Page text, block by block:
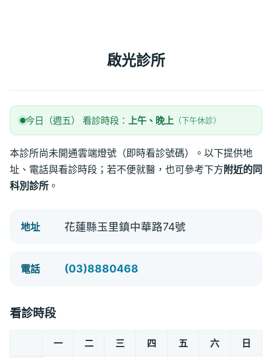
啟光診所
今日（週五） 看診時段： 上午、晚上 （下午休診）
本診所尚未開通雲端燈號（即時看診號碼）。以下提供地
址、電話與看診時段；若不便就醫，也可參考下方 附近的同
科別診所 。
地址 花蓮縣玉里鎮中華路74號
電話 (03)8880468
看診時段
一 二 三 四 五 六 日